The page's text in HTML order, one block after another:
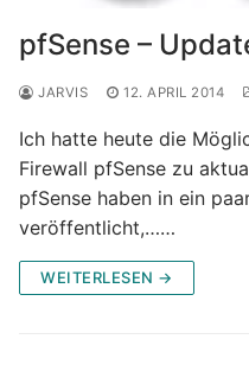
pfSense –
JARVIS 12. APRIL 2014
Ich hatte heute die
Firewall pfSense zu
pfSense haben in ein
veröffentlicht,……
WEITERLESEN →